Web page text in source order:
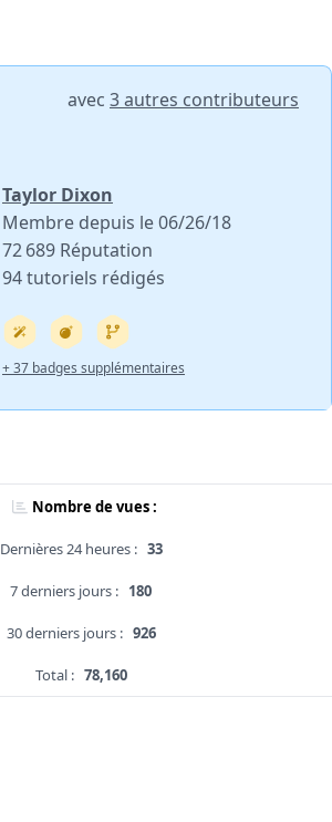
avec 3 autres contributeurs
Taylor Dixon
Membre depuis le 06/26/18
72 689 Réputation
94 tutoriels rédigés
+ 37 badges supplémentaires
Nombre de vues :
Dernières 24 heures : 33
7 derniers jours : 180
30 derniers jours : 926
Total : 78,160